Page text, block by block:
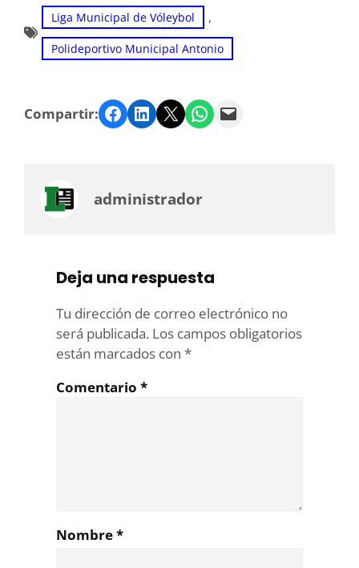
Liga Municipal de Vóleybol ,
Polideportivo Municipal Antonio
Compartir: Facebook LinkedIn Twitter WhatsApp Email
administrador
Deja una respuesta
Tu dirección de correo electrónico no
será publicada. Los campos obligatorios
están marcados con *
Comentario *
Nombre*